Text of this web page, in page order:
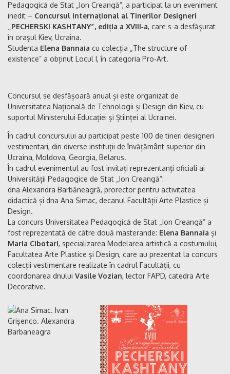
Pedagogică de Stat „Ion Creangă”, a participat la un eveniment
inedit – Concursul Internațional al Tinerilor Designeri
„PECHERSKI KASHTANY”, ediția a XVIII‑a, care s-a desfășurat
în orașul Kiev, Ucraina.
Studenta Elena Bannaia cu colecția „The structure of
existence” a obținut Locul I, în categoria Pro‑Art.
Concursul se desfășoară anual și este organizat de
Universitatea Națională de Tehnologii și Design din Kiev, cu
suportul Ministerului Educației și Științei al Ucrainei.
În cadrul concursului au participat peste 100 de tineri designeri
vestimentari, din diverse instituții de învățământ superior din
Ucraina, Moldova, Georgia, Belarus.
În cadrul evenimentul au fost invitați reprezentanți oficiali ai
Universității Pedagogice de Stat „Ion Creangă”:
dna Alexandra Barbăneagră, prorector pentru activitatea
didactică și dna Ana Simac, decanul Facultății Arte Plastice și
Design.
La concurs Universitatea Pedagogică de Stat „Ion Creangă” a
fost reprezentată de către două masterande: Elena Bannaia și
Maria Cibotari, specializarea Modelarea artistică a costumului,
Facultatea Arte Plastice și Design, care au prezentat la concurs
colecții vestimentare realizate în cadrul Facultății, cu
coordonarea dnului Vasile Vozian, lector FAPD, catedra Arte
Decorative.